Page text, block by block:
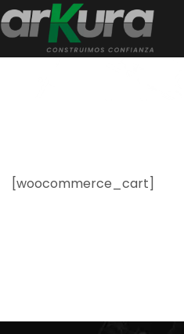
[woocommerce_cart]